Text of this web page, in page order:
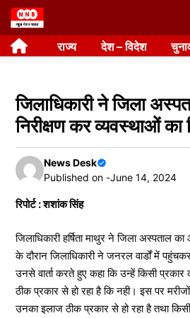
Skip
to
content राज्य देश – विदेश
जिलाधिकारी ने जिला
निरीक्षण कर व्यवस्थाओं का
News Desk
Published on -June 14, 2024
रिपोर्ट : शशांक सिंह
जिलाधिकारी हर्षिता माथुर ने जिला अस्पताल
के दौरान जिलाधिकारी ने जनरल वार्डों में
उनसे वार्ता करते हुए कहा कि उन्हें किसी प्रकार
ठीक प्रकार से हो रहा है कि नही। इस पर
उनका इलाज ठीक प्रकार से हो रहा है तथा